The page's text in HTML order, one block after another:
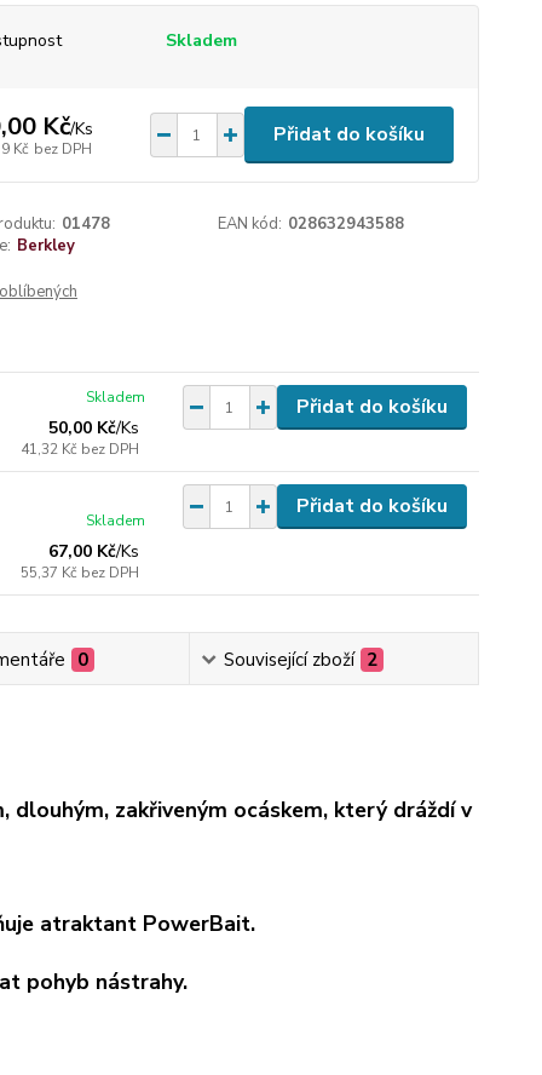
Skladem
Kč/Ks
Kč bez DPH
Přidat do košíku
01478 EAN kód: 028632943588
Berkley
50,00 Kč/Ks
41,32 Kč bez DPH
Skladem Přidat do košíku
67,00 Kč/Ks
55,37 Kč bez DPH
Skladem
Přidat do košíku
0 Související zboží 2
zakřiveným ocáskem, který dráždí v
atraktant PowerBait.
pohyb nástrahy.